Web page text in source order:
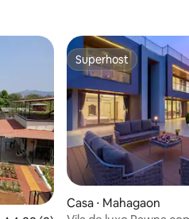
Superhost
Superhost
Casa ⋅ Mahagaon